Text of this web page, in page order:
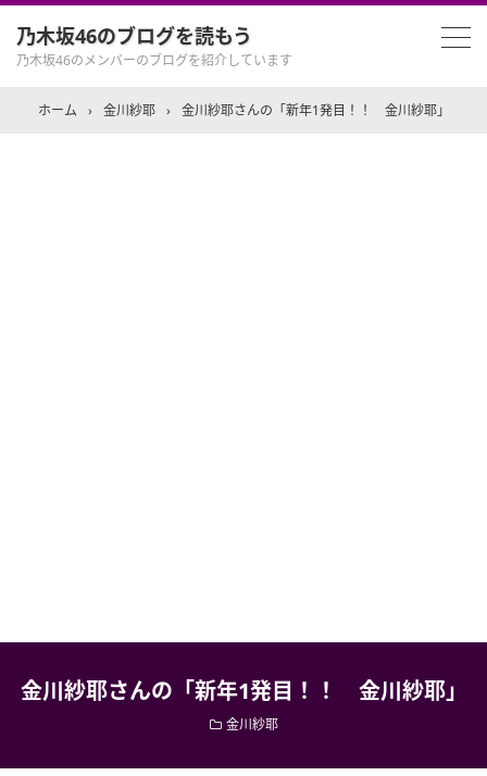
乃木坂46のブログを読もう
乃木坂46のメンバーのブログを紹介しています
ホーム › 金川紗耶 › 金川紗耶さんの「新年1発目！！ 金川紗耶」
金川紗耶さんの「新年1発目！！ 金川紗耶」
金川紗耶